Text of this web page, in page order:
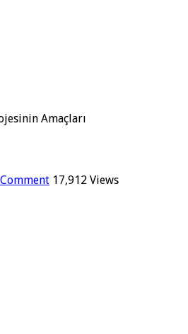
Amaçları
17,912 Views